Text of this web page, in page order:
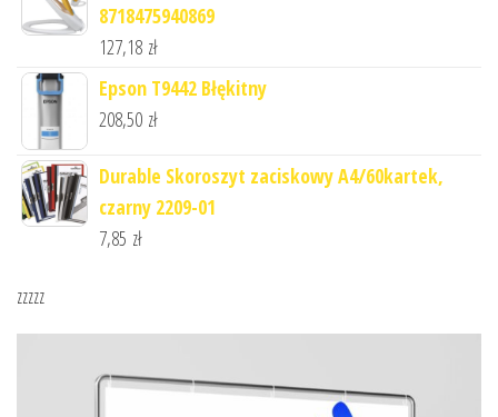
8718475940869
127,18 zł
Epson T9442 Błękitny
208,50 zł
Durable Skoroszyt zaciskowy A4/60kartek,
czarny 2209-01
7,85 zł
zzzzz